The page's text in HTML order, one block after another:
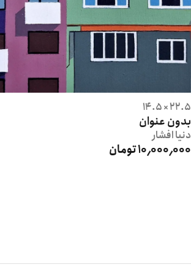
22.5 × 14.5
بدون عنوان
دنیاافشار
10٬000٬000 تومان